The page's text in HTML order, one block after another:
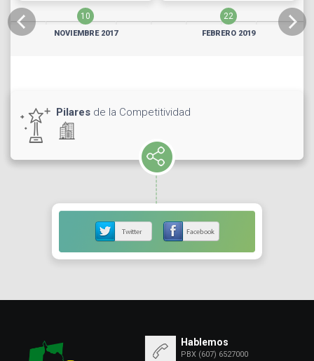
10
NOVIEMBRE 2017
22
FEBRERO 2019
Pilares de la Competitividad
Hablemos
PBX (607) 6527000